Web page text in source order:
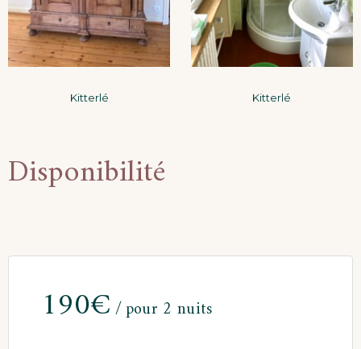
Kitterlé Kitterlé
Disponibilité
190€ pour 2 nuits